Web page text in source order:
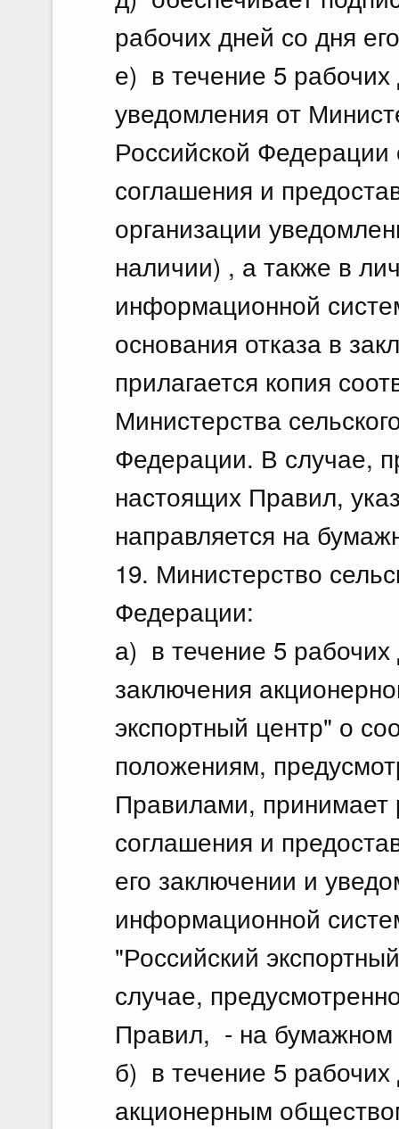
рабочих дней со дня
е) в течение 5
уведомления от
Российской Федерации
соглашения и
организации
наличии) , а также в
информационной
основания отказа в
прилагается копия
Министерства
Федерации. В случае,
настоящих Правил,
направляется на
19. Министерство
Федерации:
а) в течение 5
заключения
экспортный центр" о
положениям,
Правилами,
соглашения и
его заключении и
информационной
"Российский
случае,
Правил, - на бумажном
б) в течение 5
акционерным